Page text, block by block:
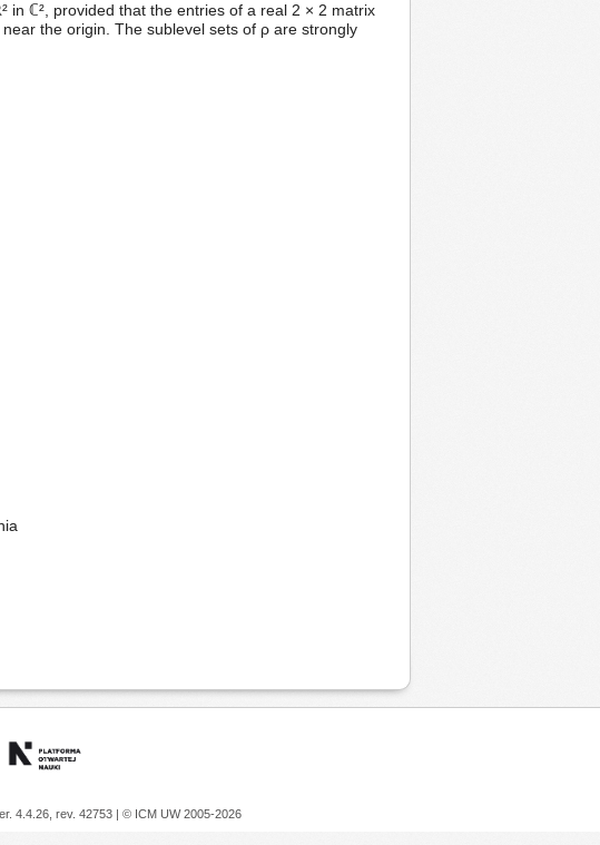
in ℂ², provided that the entries of a real 2 × 2 matrix
the origin. The sublevel sets of ρ are strongly
4.4.26, rev. 42753 | © ICM UW 2005-2026